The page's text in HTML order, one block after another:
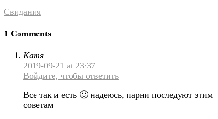
Свидания
1 Comments
Катя
2019-09-21 at 23:37
Войдите, чтобы ответить
Все так и есть 🙂 надеюсь, парни последуют этим
советам